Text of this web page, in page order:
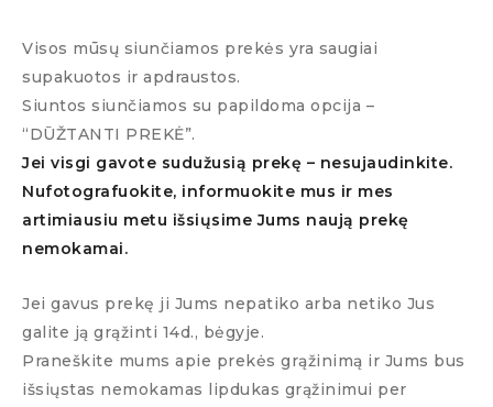
Visos mūsų siunčiamos prekės yra saugiai
supakuotos ir apdraustos.
Siuntos siunčiamos su papildoma opcija –
“DŪŽTANTI PREKĖ”.
Jei visgi gavote sudužusią prekę – nesujaudinkite.
Nufotografuokite, informuokite mus ir mes
artimiausiu metu išsiųsime Jums naują prekę
nemokamai.
Jei gavus prekę ji Jums nepatiko arba netiko Jus
galite ją grąžinti 14d., bėgyje.
Praneškite mums apie prekės grąžinimą ir Jums bus
išsiųstas nemokamas lipdukas grąžinimui per